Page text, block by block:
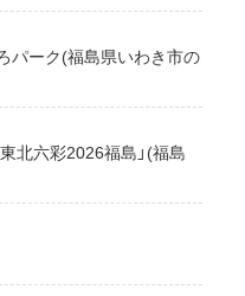
パーク(福島県いわき市の
北六彩2026福島」(福島